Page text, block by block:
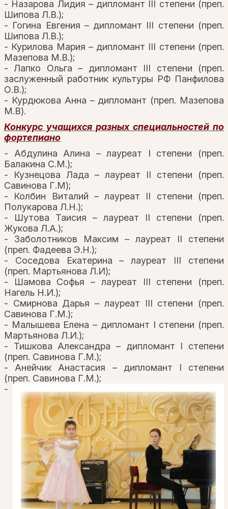
- Назарова Лидия – дипломант III степени (преп.
Шипова Л.В.);
- Гогина Евгения – дипломант III степени (преп.
Шипова Л.В.);
- Курилова Мария – дипломант III степени (преп.
Мазепова М.В.);
- Лапко Ольга – дипломант III степени (преп.
заслуженный работник культуры РФ Панфилова
О.В.);
- Курдюкова Анна – дипломант (преп. Мазепова
М.В).
Конкурс учащихся разных специальностей по
фортепиано
- Абдулина Алина – лауреат I степени (преп.
Балакина С.М.);
- Кузнецова Лада – лауреат II степени (преп.
Савинова Г.М);
- Колбин Виталий – лауреат II степени (преп.
Полукарова Л.Н.);
- Шутова Таисия – лауреат II степени (преп.
Жукова Л.А.);
- Заболотников Максим – лауреат II степени
(преп. Фадеева Э.Н.);
- Соседова Екатерина – лауреат III степени
(преп. Мартьянова Л.И);
- Шамова Софья – лауреат III степени (преп.
Нагель Н.И.);
- Смирнова Дарья – лауреат III степени (преп.
Савинова Г.М.);
- Малышева Елена – дипломант I степени (преп.
Мартьянова Л.И.);
- Тишкова Александра – дипломант I степени
(преп. Савинова Г.М.);
- Анейчик Анастасия – дипломант I степени
(преп. Савинова Г.М.);
-